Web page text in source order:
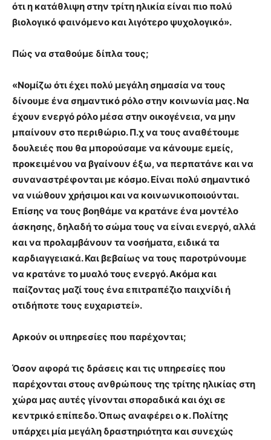
ότι η κατάθλιψη στην τρίτη ηλικία είναι πιο πολύ
βιολογικό φαινόμενο και λιγότερο ψυχολογικό».
Πώς να σταθούμε δίπλα τους;
«Νομίζω ότι έχει πολύ μεγάλη σημασία να τους
δίνουμε ένα σημαντικό ρόλο στην κοινωνία μας. Να
έχουν ενεργό ρόλο μέσα στην οικογένεια, να μην
μπαίνουν στο περιθώριο. Π.χ να τους αναθέτουμε
δουλειές που θα μπορούσαμε να κάνουμε εμείς,
προκειμένου να βγαίνουν έξω, να περπατάνε και να
συναναστρέφονται με κόσμο. Είναι πολύ σημαντικό
να νιώθουν χρήσιμοι και να κοινωνικοποιούνται.
Επίσης να τους βοηθάμε να κρατάνε ένα μοντέλο
άσκησης, δηλαδή το σώμα τους να είναι ενεργό, αλλά
και να προλαμβάνουν τα νοσήματα, ειδικά τα
καρδιαγγειακά. Και βεβαίως να τους παροτρύνουμε
να κρατάνε το μυαλό τους ενεργό. Ακόμα και
παίζοντας μαζί τους ένα επιτραπέζιο παιχνίδι ή
οτιδήποτε τους ευχαριστεί».
Αρκούν οι υπηρεσίες που παρέχονται;
Όσον αφορά τις δράσεις και τις υπηρεσίες που
παρέχονται στους ανθρώπους της τρίτης ηλικίας στη
χώρα μας αυτές γίνονται σποραδικά και όχι σε
κεντρικό επίπεδο. Όπως αναφέρει ο κ. Πολίτης
υπάρχει μία μεγάλη δραστηριότητα και συνεχώς